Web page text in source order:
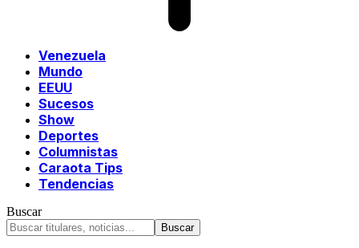
Venezuela
Mundo
EEUU
Sucesos
Show
Deportes
Columnistas
Caraota Tips
Tendencias
Buscar